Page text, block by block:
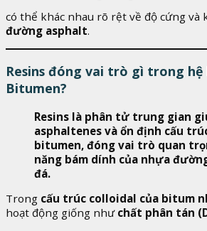
có thể khác nhau rõ rệt về độ cứng và
đường asphalt.
Resins đóng vai trò gì trong hệ
Bitumen?
Resins là phân tử trung gian
asphaltenes và ổn định cấu
bitumen, đóng vai trò quan
năng bám dính của nhựa
đá.
Trong cấu trúc colloidal của bitum
hoạt động giống như chất phân tán